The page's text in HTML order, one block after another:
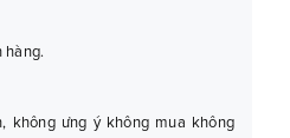
hàng.
không ưng ý không mua không